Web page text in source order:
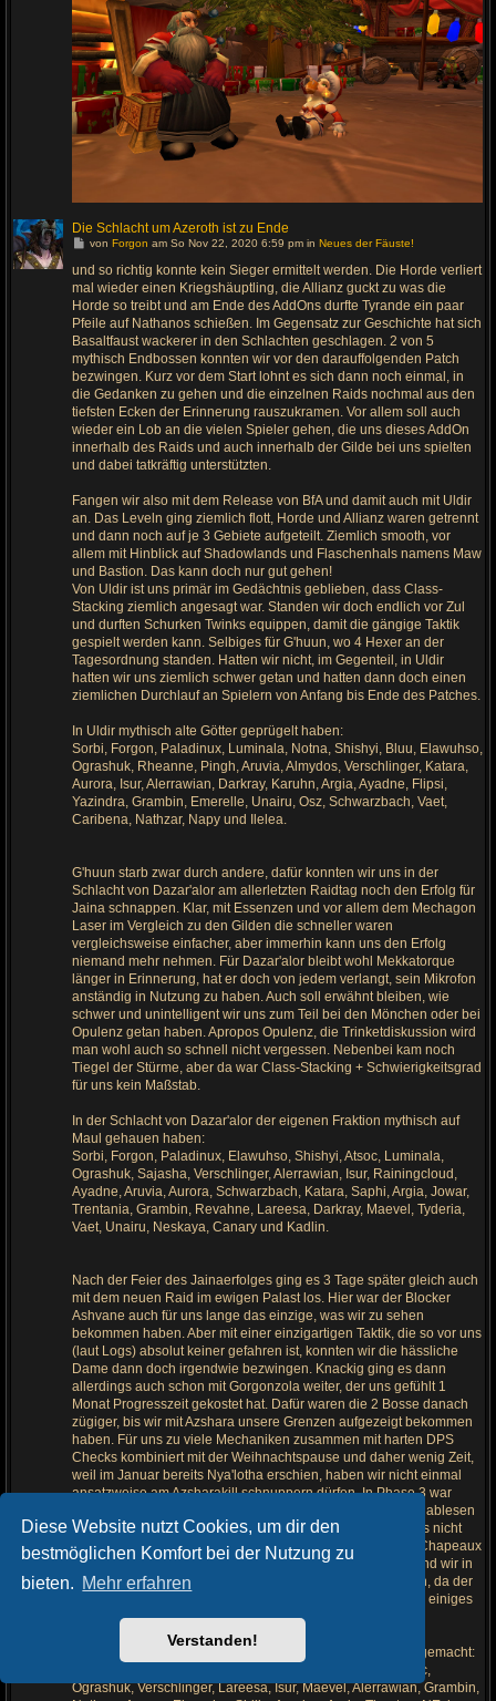
Diese Website nutzt Cookies, um dir den
bestmöglichen Komfort bei der Nutzung zu
bieten. Mehr erfahren
Verstanden!
t
e
n
B
e
i
t
r
a
g
Die Schlacht um Azeroth ist zu Ende
G
h
e
z
u
m
l
e
z
t
e
n
B
e
i
t
r
a
von Forgon am So Nov 22, 2020 6:59 pm in Neues der Fäuste!
und so richtig konnte kein Sieger ermittelt werden. Die Horde verliert
mal wieder einen Kriegshäuptling, die Allianz guckt zu was die
Horde so treibt und am Ende des AddOns durfte Tyrande ein paar
Pfeile auf Nathanos schießen. Im Gegensatz zur Geschichte hat sich
Basaltfaust wackerer in den Schlachten geschlagen. 2 von 5
mythisch Endbossen konnten wir vor den darauffolgenden Patch
bezwingen. Kurz vor dem Start lohnt es sich dann noch einmal, in
die Gedanken zu gehen und die einzelnen Raids nochmal aus den
tiefsten Ecken der Erinnerung rauszukramen. Vor allem soll auch
wieder ein Lob an die vielen Spieler gehen, die uns dieses AddOn
innerhalb des Raids und auch innerhalb der Gilde bei uns spielten
und dabei tatkräftig unterstützten.
Fangen wir also mit dem Release von BfA und damit auch mit Uldir
an. Das Leveln ging ziemlich flott, Horde und Allianz waren getrennt
und dann noch auf je 3 Gebiete aufgeteilt. Ziemlich smooth, vor
allem mit Hinblick auf Shadowlands und Flaschenhals namens Maw
und Bastion. Das kann doch nur gut gehen!
Von Uldir ist uns primär im Gedächtnis geblieben, dass Class-
Stacking ziemlich angesagt war. Standen wir doch endlich vor Zul
und durften Schurken Twinks equippen, damit die gängige Taktik
gespielt werden kann. Selbiges für G'huun, wo 4 Hexer an der
Tagesordnung standen. Hatten wir nicht, im Gegenteil, in Uldir
hatten wir uns ziemlich schwer getan und hatten dann doch einen
ziemlichen Durchlauf an Spielern von Anfang bis Ende des Patches.
In Uldir mythisch alte Götter geprügelt haben:
Sorbi, Forgon, Paladinux, Luminala, Notna, Shishyi, Bluu, Elawuhso,
Ograshuk, Rheanne, Pingh, Aruvia, Almydos, Verschlinger, Katara,
Aurora, Isur, Alerrawian, Darkray, Karuhn, Argia, Ayadne, Flipsi,
Yazindra, Grambin, Emerelle, Unairu, Osz, Schwarzbach, Vaet,
Caribena, Nathzar, Napy und Ilelea.
G'huun starb zwar durch andere, dafür konnten wir uns in der
Schlacht von Dazar'alor am allerletzten Raidtag noch den Erfolg für
Jaina schnappen. Klar, mit Essenzen und vor allem dem Mechagon
Laser im Vergleich zu den Gilden die schneller waren
vergleichsweise einfacher, aber immerhin kann uns den Erfolg
niemand mehr nehmen. Für Dazar'alor bleibt wohl Mekkatorque
länger in Erinnerung, hat er doch von jedem verlangt, sein Mikrofon
anständig in Nutzung zu haben. Auch soll erwähnt bleiben, wie
schwer und unintelligent wir uns zum Teil bei den Mönchen oder bei
Opulenz getan haben. Apropos Opulenz, die Trinketdiskussion wird
man wohl auch so schnell nicht vergessen. Nebenbei kam noch
Tiegel der Stürme, aber da war Class-Stacking + Schwierigkeitsgrad
für uns kein Maßstab.
In der Schlacht von Dazar'alor der eigenen Fraktion mythisch auf
Maul gehauen haben:
Sorbi, Forgon, Paladinux, Elawuhso, Shishyi, Atsoc, Luminala,
Ograshuk, Sajasha, Verschlinger, Alerrawian, Isur, Rainingcloud,
Ayadne, Aruvia, Aurora, Schwarzbach, Katara, Saphi, Argia, Jowar,
Trentania, Grambin, Revahne, Lareesa, Darkray, Maevel, Tyderia,
Vaet, Unairu, Neskaya, Canary und Kadlin.
Nach der Feier des Jainaerfolges ging es 3 Tage später gleich auch
mit dem neuen Raid im ewigen Palast los. Hier war der Blocker
Ashvane auch für uns lange das einzige, was wir zu sehen
bekommen haben. Aber mit einer einzigartigen Taktik, die so vor uns
(laut Logs) absolut keiner gefahren ist, konnten wir die hässliche
Dame dann doch irgendwie bezwingen. Knackig ging es dann
allerdings auch schon mit Gorgonzola weiter, der uns gefühlt 1
Monat Progresszeit gekostet hat. Dafür waren die 2 Bosse danach
zügiger, bis wir mit Azshara unsere Grenzen aufgezeigt bekommen
haben. Für uns zu viele Mechaniken zusammen mit harten DPS
Checks kombiniert mit der Weihnachtspause und daher wenig Zeit,
weil im Januar bereits Nya'lotha erschien, haben wir nicht einmal
ansatzweise am Azsharakill schnuppern dürfen. In Phase 3 war
Endstation, und diese haben wir auch an ein paar Händen ablesen
können. Wie wowprogress gezeigt hat, waren wir allerdings nicht
die einzigen mit den Problemen in diesem Raid. Deshalb Chapeaux
an alle, die der Tentakeldame trotzen konnten! Übrigens sind wir in
diesem Raid in der Aldor Rangliste von 3 auf 2 gesprungen, da der
Gesangsverein den Chor dicht gemacht hat. Damit ist auch einiges
an Raidqualität vom Server verschwunden.
Nicht ganz Sashimi am Ende des ewigen Palastes haben gemacht:
Sorbi, Forgon, Ezea, Paladinux, Elawuhso, Luminala, Atsoc,
Ograshuk, Verschlinger, Lareesa, Isur, Maevel, Alerrawian, Grambin,